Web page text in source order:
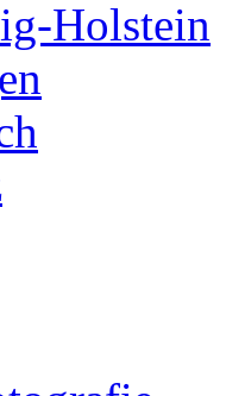
Holstein